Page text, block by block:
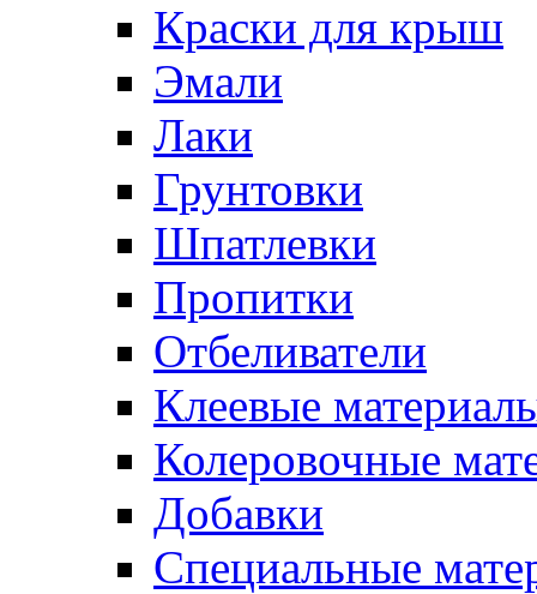
Краски для крыш
Эмали
Лаки
Грунтовки
Шпатлевки
Пропитки
Отбеливатели
Клеевые
Колеровочные
Добавки
Специальные